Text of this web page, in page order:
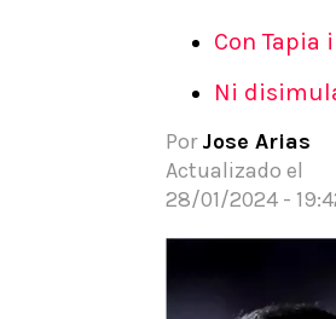
Pronósticos
Apuesta del día
Con Tapia
Ni
Por Jose Arias
Actualizado el
28/01/2024 -